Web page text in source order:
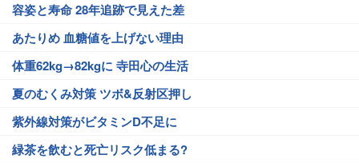
容姿と寿命 28年追跡で見えた差
あたりめ 血糖値を上げない理由
体重62kg→82kgに 寺田心の生活
夏のむくみ対策 ツボ&反射区押し
紫外線対策がビタミンD不足に
緑茶を飲むと死亡リスク低まる?